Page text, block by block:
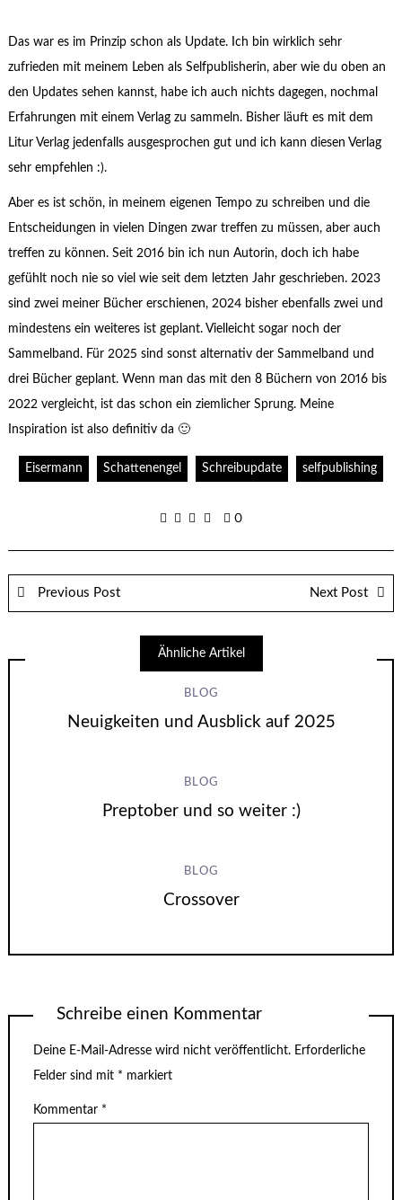
Das war es im Prinzip schon als Update. Ich bin wirklich sehr
zufrieden mit meinem Leben als Selfpublisherin, aber wie du oben an
den Updates sehen kannst, habe ich auch nichts dagegen, nochmal
Erfahrungen mit einem Verlag zu sammeln. Bisher läuft es mit dem
Litur Verlag jedenfalls ausgesprochen gut und ich kann diesen Verlag
sehr empfehlen :).
Aber es ist schön, in meinem eigenen Tempo zu schreiben und die
Entscheidungen in vielen Dingen zwar treffen zu müssen, aber auch
treffen zu können. Seit 2016 bin ich nun Autorin, doch ich habe
gefühlt noch nie so viel wie seit dem letzten Jahr geschrieben. 2023
sind zwei meiner Bücher erschienen, 2024 bisher ebenfalls zwei und
mindestens ein weiteres ist geplant. Vielleicht sogar noch der
Sammelband. Für 2025 sind sonst alternativ der Sammelband und
drei Bücher geplant. Wenn man das mit den 8 Büchern von 2016 bis
2022 vergleicht, ist das schon ein ziemlicher Sprung. Meine
Inspiration ist also definitiv da 🙂
Eisermann Schattenengel Schreibupdate selfpublishing
0
Previous Post Next Post
Ähnliche Artikel
BLOG
Neuigkeiten und Ausblick auf 2025
BLOG
Preptober und so weiter :)
BLOG
Crossover
Schreibe einen Kommentar
Deine E-Mail-Adresse wird nicht veröffentlicht. Erforderliche
Felder sind mit * markiert
Kommentar *